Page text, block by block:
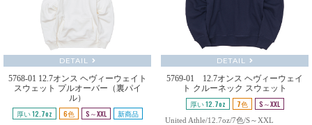
DETAIL
5768-01 12.7オンス ヘヴィーウェイト
スウェット プルオーバー（裏パイ
ル）
厚い 12.7oz 6色 S～XXL 新商品
DETAIL
5769-01 12.7オンス ヘヴィーウェイ
ト クルーネック スウェット
厚い 12.7oz 7色 S～XXL
United Athle/12.7oz/7色/S～XXL